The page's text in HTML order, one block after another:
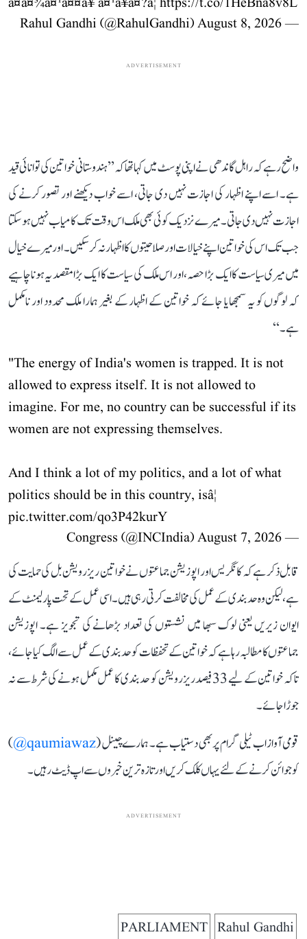
— Rahul Gandhi (@RahulGandhi)
August 8, 2026
ADVERTISEMENT
واضح رہے کہ راہل گاندھی نے اپنی پوسٹ میں کہا تھا کہ ’’ہندوستانی خواتین کی توانائی قید
ہے۔ اسے اپنے اظہار کی اجازت نہیں دی جاتی، اسے خواب دیکھنے اور تصور کرنے کی
اجازت نہیں دی جاتی۔ میرے نزدیک کوئی بھی ملک اس وقت تک کامیاب نہیں ہو سکتا
جب تک اس کی خواتین اپنے خیالات اور صلاحیتوں کا اظہار نہ کر سکیں۔ اور میرے خیال
میں میری سیاست کا ایک بڑا حصہ، اور اس ملک کی سیاست کا ایک بڑا مقصد یہ ہونا چاہیے
کہ لوگوں کو یہ سمجھایا جائے کہ خواتین کے اظہار کے بغیر ہمارا ملک محدود اور نامکمل
ہے۔‘‘
"The energy of India's women is trapped. It is not
allowed to express itself. It is not allowed to
imagine. For me, no country can be successful if its
women are not expressing themselves.
And I think a lot of my politics, and a lot of what
politics should be in this country, isâ¦
pic.twitter.com/qo3P42kurY
— Congress (@INCIndia)
August 7, 2026
قابل ذکر ہے کہ کانگریس اور اپوزیشن جماعتوں نے خواتین ریزرویشن بل کی حمایت کی
ہے، لیکن وہ حد بندی کے عمل کی مخالفت کرتی رہی ہیں۔ اسی عمل کے تحت پارلیمنٹ کے
ایوان زیریں یعنی لوک سبھا میں نشستوں کی تعداد بڑھانے کی تجویز ہے۔ اپوزیشن
جماعتوں کا مطالبہ رہا ہے کہ خواتین کے تحفظات کو حد بندی کے عمل سے الگ کیا جائے،
تاکہ خواتین کے لیے 33 فیصد ریزرویشن کو حد بندی کا عمل مکمل ہونے کی شرط سے نہ
جوڑا جائے۔
قومی آواز اب ٹیلی گرام پر بھی دستیاب ہے۔ ہمارے چینل (qaumiawaz@
)
کو جوائن کرنے کے لئے یہاں کلک کریں اور تازہ ترین خبروں سے اپ ڈیٹ رہیں۔
ADVERTISEMENT
Rahul Gandhi
PARLIAMENT